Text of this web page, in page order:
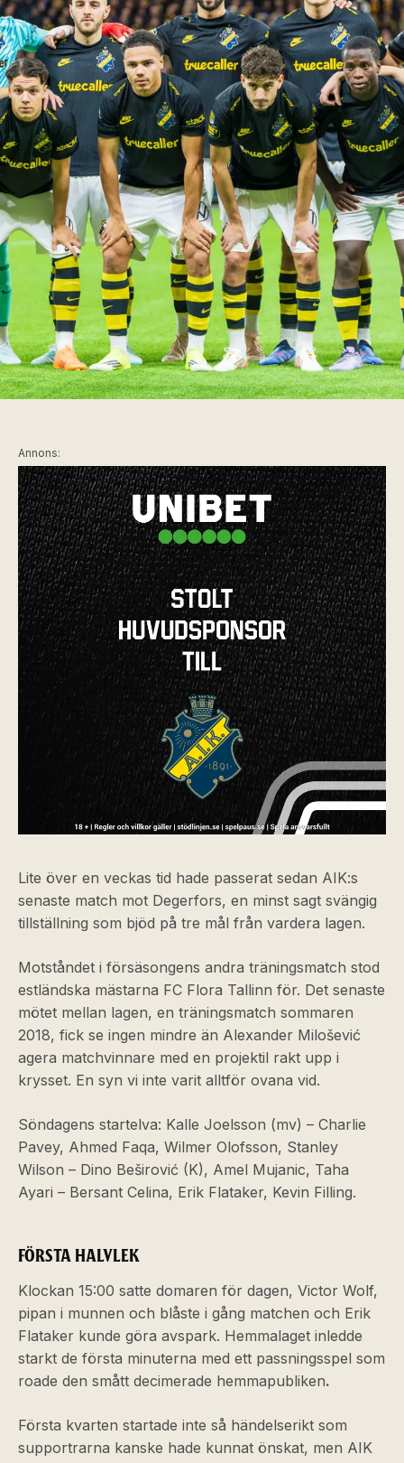
Annons:
Lite över en veckas tid hade passerat sedan AIK:s
senaste match mot Degerfors, en minst sagt svängig
tillställning som bjöd på tre mål från vardera lagen.
Motståndet i försäsongens andra träningsmatch stod
estländska mästarna FC Flora Tallinn för. Det senaste
mötet mellan lagen, en träningsmatch sommaren
2018, fick se ingen mindre än Alexander Milošević
agera matchvinnare med en projektil rakt upp i
krysset. En syn vi inte varit alltför ovana vid.
Söndagens startelva: Kalle Joelsson (mv) – Charlie
Pavey, Ahmed Faqa, Wilmer Olofsson, Stanley
Wilson – Dino Beširović (K), Amel Mujanic, Taha
Ayari – Bersant Celina, Erik Flataker, Kevin Filling.
FÖRSTA HALVLEK
Klockan 15:00 satte domaren för dagen, Victor Wolf,
pipan i munnen och blåste i gång matchen och Erik
Flataker kunde göra avspark. Hemmalaget inledde
starkt de första minuterna med ett passningsspel som
roade den smått decimerade hemmapubliken.
Första kvarten startade inte så händelserikt som
supportrarna kanske hade kunnat önskat, men AIK